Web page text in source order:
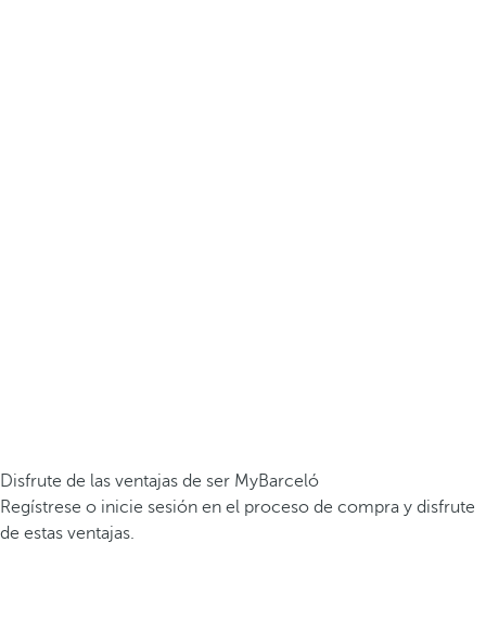
Disfrute de las ventajas de ser MyBarceló
Regístrese o inicie sesión en el proceso de compra y disfrute
de estas ventajas.